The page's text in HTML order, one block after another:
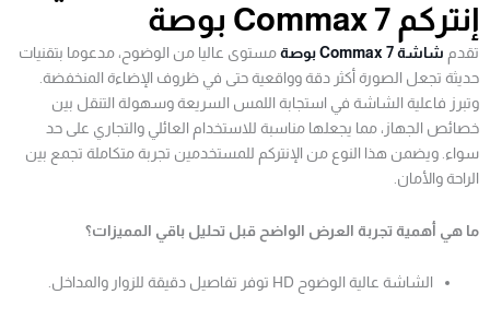
إنتركم Commax 7 بوصة
تقدم شاشة Commax 7 بوصة
مستوى عاليا من الوضوح، مدعوما بتقنيات
حديثة تجعل الصورة أكثر دقة وواقعية حتى في ظروف الإضاءة المنخفضة.
وتبرز فاعلية الشاشة في استجابة اللمس السريعة وسهولة التنقل بين
خصائص الجهاز، مما يجعلها مناسبة للاستخدام العائلي والتجاري على حد
سواء. ويضمن هذا النوع من الإنتركم للمستخدمين تجربة متكاملة تجمع بين
الراحة والأمان.
ما هي أهمية تجربة العرض الواضح قبل تحليل باقي المميزات؟
الشاشة عالية الوضوح HD توفر تفاصيل دقيقة للزوار والمداخل.